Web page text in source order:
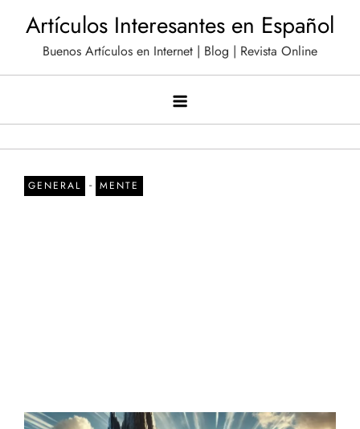
contenido
Artículos Interesantes en Español
Buenos Artículos en Internet | Blog | Revista Online
GENERAL - MENTE